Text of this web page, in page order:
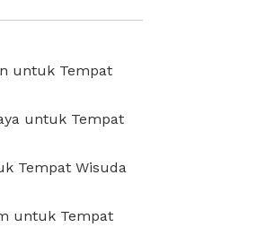
untuk Tempat
untuk Tempat
Tempat Wisuda
untuk Tempat